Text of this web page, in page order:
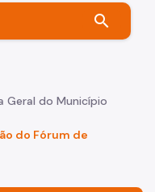
search
Geral do Município
do Fórum de